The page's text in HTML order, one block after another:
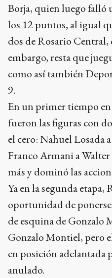
Borja, quien luego falló
los 12 puntos, al igual
dos de Rosario
embargo, resta que
como así también
9.
En un primer tiempo
fueron las figuras con
el cero: Nahuel Losada
Franco Armani a
más y dominó las
Ya en la segunda etapa,
oportunidad de
de esquina de Gonzalo
Gonzalo Montiel, pero
en posición adelantada
anulado.